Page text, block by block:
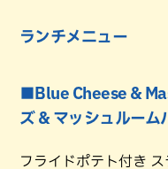
ランチメニュー
■Blue Cheese &
ズ & マッシュルーム
フライドポテト付き